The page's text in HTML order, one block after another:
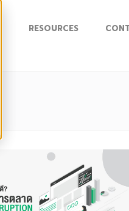
RESOURCES